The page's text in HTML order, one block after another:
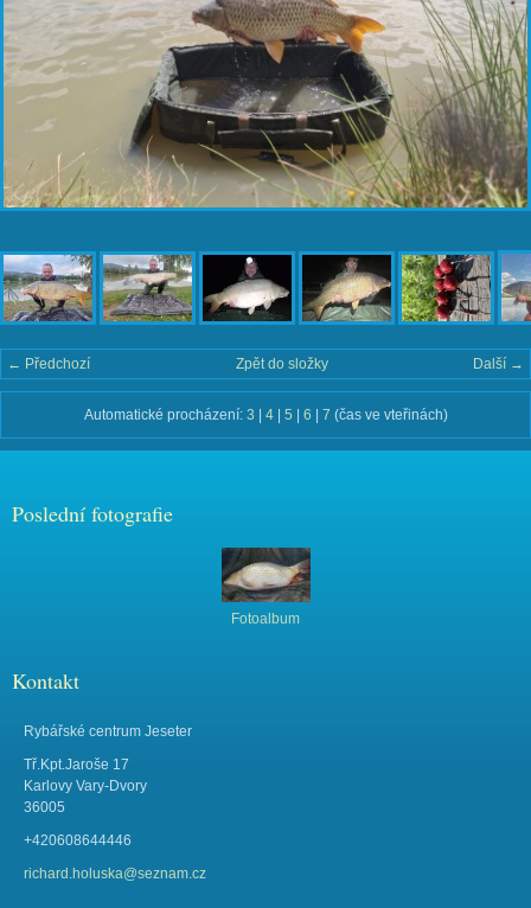
← Předchozí Další →
Zpět do složky
Automatické procházení: 3 | 4| 5 | 6 | 7 (čas ve vteřinách)
Poslední fotografie
Fotoalbum
Kontakt
Rybářské centrum Jeseter
Tř.Kpt.Jaroše 17
Karlovy Vary-Dvory
36005
+420608644446
richard.holuska@seznam.cz